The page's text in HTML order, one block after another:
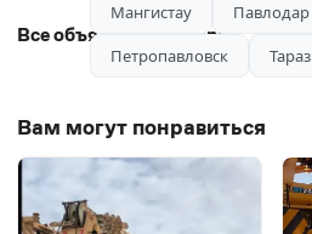
Все объявления автора
Вам могут понравиться
Мангистау
Павлодар
Петропавловск
Тараз